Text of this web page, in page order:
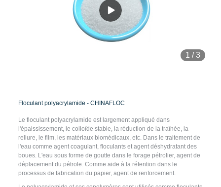
1 /3
Floculant polyacrylamide - CHINAFLOC
Le floculant polyacrylamide est largement appliqué dans
l'épaississement, le colloïde stable, la réduction de la traînée, la
reliure, le film, les matériaux biomédicaux, etc. Dans le traitement de
l'eau comme agent coagulant, floculants et agent déshydratant des
boues. L'eau sous forme de goutte dans le forage pétrolier, agent de
déplacement du pétrole. Comme aide à la rétention dans le
processus de fabrication du papier, agent de renforcement.